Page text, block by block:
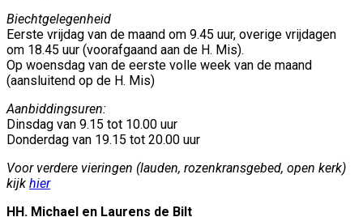
Biechtgelegenheid
Eerste vrijdag van de maand om 9.45 uur, overige vrijdagen
om 18.45 uur (voorafgaand aan de H. Mis).
Op woensdag van de eerste volle week van de maand
(aansluitend op de H. Mis)
Aanbiddingsuren:
Dinsdag van 9.15 tot 10.00 uur
Donderdag van 19.15 tot 20.00 uur
Voor verdere vieringen (lauden, rozenkransgebed, open kerk)
kijk hier
HH. Michael en Laurens de Bilt